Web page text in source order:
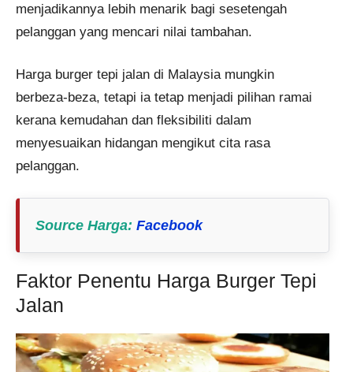
menjadikannya lebih menarik bagi sesetengah
pelanggan yang mencari nilai tambahan.
Harga burger tepi jalan di Malaysia mungkin
berbeza-beza, tetapi ia tetap menjadi pilihan ramai
kerana kemudahan dan fleksibiliti dalam
menyesuaikan hidangan mengikut cita rasa
pelanggan.
Source Harga: Facebook
Faktor Penentu Harga Burger Tepi
Jalan